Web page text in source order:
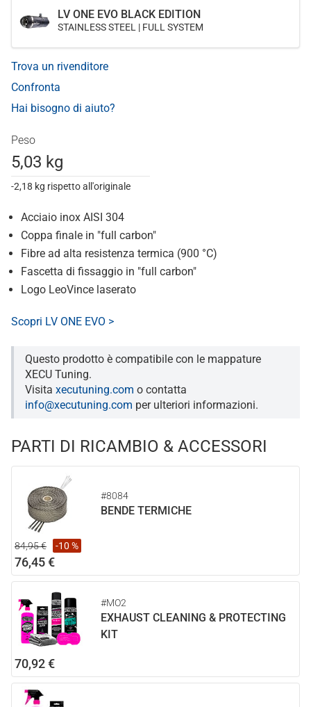
LV ONE EVO BLACK EDITION
STAINLESS STEEL | FULL SYSTEM
Trova un rivenditore
Confronta
Hai bisogno di aiuto?
Peso
5,03 kg
-2,18 kg rispetto all'originale
Acciaio inox AISI 304
Coppa finale in "full carbon"
Fibre ad alta resistenza termica (900 °C)
Fascetta di fissaggio in "full carbon"
Logo LeoVince laserato
Scopri LV ONE EVO >
Questo prodotto è compatibile con le mappature
XECU Tuning.
Visita xecutuning.com o contatta
info@xecutuning.com per ulteriori informazioni.
PARTI DI RICAMBIO & ACCESSORI
#8084
BENDE TERMICHE
84,95 € -10 %
76,45 €
#MO2
EXHAUST CLEANING & PROTECTING
KIT
70,92 €